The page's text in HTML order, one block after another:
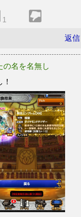
1
返
の名を名無し